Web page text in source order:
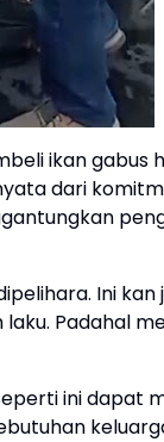
ikan gabus
dari
Ini
Padahal
ini dapat